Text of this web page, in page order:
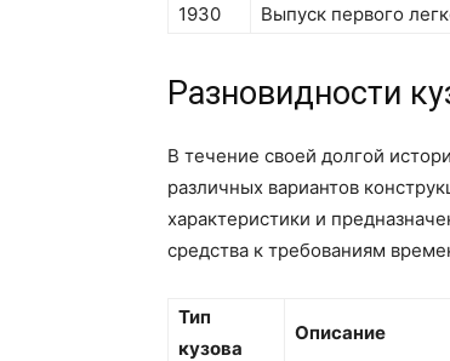
1930
Выпуск первого
Разновидности
В течение своей долгой
различных вариантов
характеристики и
средства к требованиям
Тип
кузова
Описание